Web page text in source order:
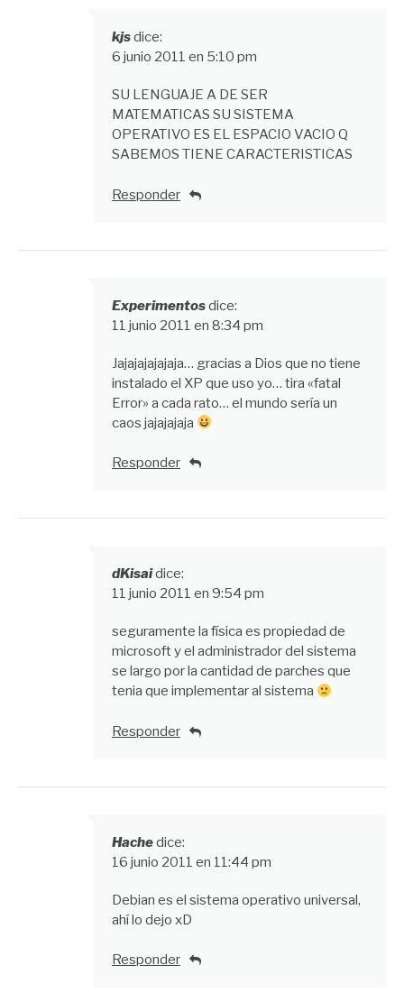
kjsdice:
6 junio 2011 en 5:10 pm
SU LENGUAJE A DE SER
MATEMATICAS SU SISTEMA
OPERATIVO ES EL ESPACIO VACIO Q
SABEMOS TIENE CARACTERISTICAS
Responder
Experimentosdice:
11 junio 2011 en 8:34 pm
Jajajajajajaja… gracias a Dios que no tiene
instalado el XP que uso yo… tira «fatal
Error» a cada rato… el mundo sería un
caos jajajajaja
Responder
dKisaidice:
11 junio 2011 en 9:54 pm
seguramente la física es propiedad de
microsoft y el administrador del sistema
se largo por la cantidad de parches que
tenia que implementar al sistema
Responder
Hachedice:
16 junio 2011 en 11:44 pm
Debian es el sistema operativo universal,
ahí lo dejo xD
Responder